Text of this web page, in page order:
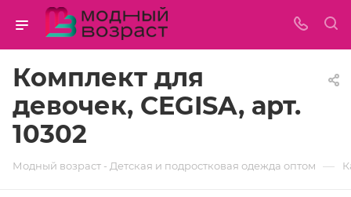
Комплект для
девочек, CEGISA, арт.
10302
Модный возраст - Детская и подростковая одежда оптом —